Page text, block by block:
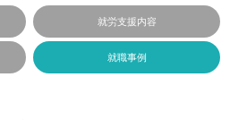
就労支援内容
就職事例